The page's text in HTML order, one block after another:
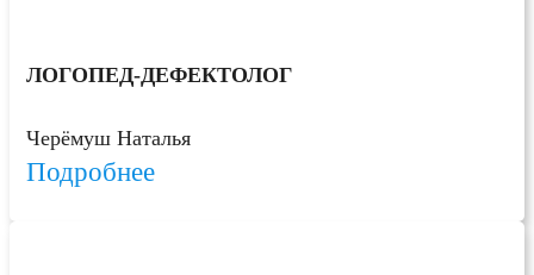
ЛОГОПЕД-ДЕФЕКТОЛОГ
Черёмуш Наталья
Подробнее